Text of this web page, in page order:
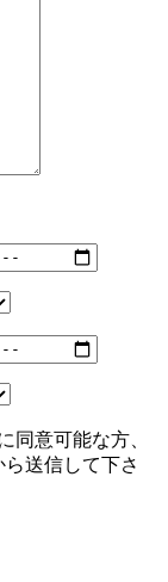
同意可能な方、
送信して下さ